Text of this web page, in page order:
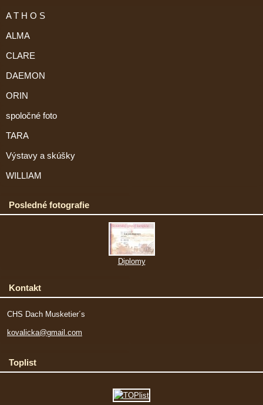
A T H O S
ALMA
CLARE
DAEMON
ORIN
spoločné foto
TARA
Výstavy a skúšky
WILLIAM
Posledné fotografie
Diplomy
Kontakt
CHS Dach Musketier´s
kovalicka@gmail.com
Toplist